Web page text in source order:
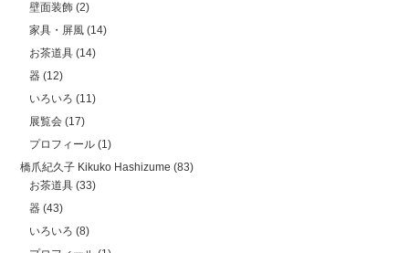
壁面装飾 (2)
家具・屏風 (14)
お茶道具 (14)
器 (12)
いろいろ (11)
展覧会 (17)
プロフィール (1)
橋爪紀久子 Kikuko Hashizume (83)
お茶道具 (33)
器 (43)
いろいろ (8)